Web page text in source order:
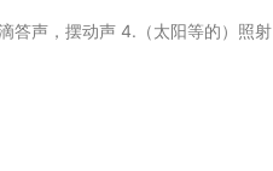
答声，摆动声 4.（太阳等的）照射